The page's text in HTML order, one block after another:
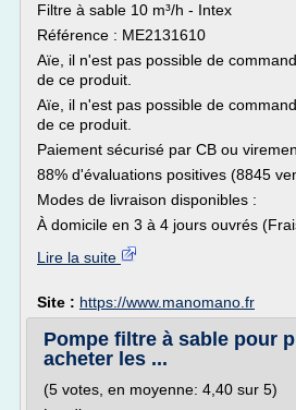
Filtre à sable 10 m³/h - Intex
Référence : ME2131610
Aïe, il n'est pas possible de
de ce produit.
Aïe, il n'est pas possible de
de ce produit.
Paiement sécurisé par CB ou
88% d'évaluations positives (8845
Modes de livraison disponibles :
À domicile en 3 à 4 jours ouvrés
Lire la suite
Site : https://www.manomano.fr
Pompe filtre à sable pour
acheter les ...
(5 votes, en moyenne: 4,40 sur 5)